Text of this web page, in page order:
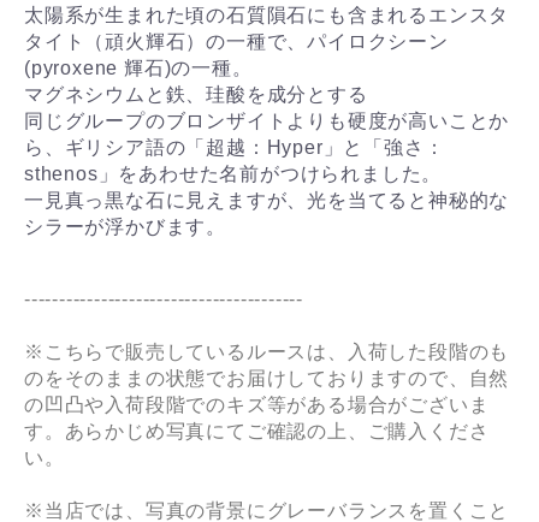
太陽系が生まれた頃の石質隕石にも含まれるエンスタ
タイト（頑火輝石）の一種で、パイロクシーン
(pyroxene 輝石)の一種。
マグネシウムと鉄、珪酸を成分とする
同じグループのブロンザイトよりも硬度が高いことか
ら、ギリシア語の「超越：Hyper」と「強さ：
sthenos」をあわせた名前がつけられました。
一見真っ黒な石に見えますが、光を当てると神秘的な
シラーが浮かびます。
----------------------------------------
※こちらで販売しているルースは、入荷した段階のも
のをそのままの状態でお届けしておりますので、自然
の凹凸や入荷段階でのキズ等がある場合がございま
す。あらかじめ写真にてご確認の上、ご購入くださ
い。
※当店では、写真の背景にグレーバランスを置くこと